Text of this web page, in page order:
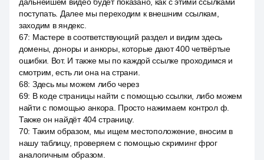
поступать. Далее мы переходим к внешним ссылкам,
заходим в яндекс.
67: Мастере в соответствующий раздел и видим здесь
домены, доноры и анкоры, которые дают 400 четвёртые
ошибки. Вот. И также мы по каждой ссылке проходимся и
смотрим, есть ли она на страни.
68: Здесь мы можем либо через
69: В коде страницы найти с помощью ссылки, либо можем
найти с помощью анкора. Просто нажимаем контрол ф.
Также он найдёт 404 страницу.
70: Таким образом, мы ищем местоположение, вносим в
нашу таблицу, проверяем с помощью скриминг фрог
аналогичным образом.